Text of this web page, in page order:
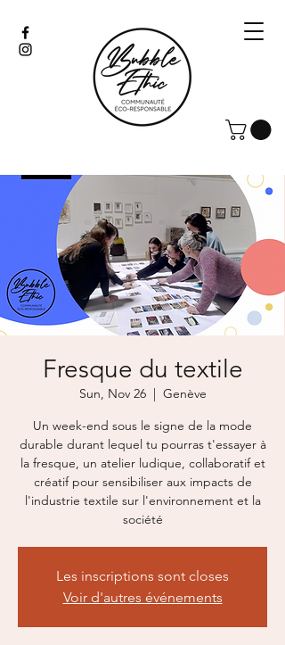
Fresque du textile
Sun, Nov 26
  |
Genève
Un week-end sous le signe de la mode
durable durant lequel tu pourras t'essayer à
la fresque, un atelier ludique, collaboratif et
créatif pour sensibiliser aux impacts de
l'industrie textile sur l'environnement et la
société
Les inscriptions sont closes
Voir d'autres événements